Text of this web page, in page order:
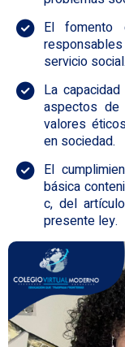
El fomento
servicio social.
La
aspectos
valores
en sociedad.
El
básica
c, del
presente ley.